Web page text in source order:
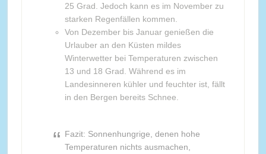
25 Grad. Jedoch kann es im November zu
starken Regenfällen kommen.
Von Dezember bis Januar genießen die
Urlauber an den Küsten mildes
Winterwetter bei Temperaturen zwischen
13 und 18 Grad. Während es im
Landesinneren kühler und feuchter ist, fällt
in den Bergen bereits Schnee.
Fazit: Sonnenhungrige, denen hohe
Temperaturen nichts ausmachen,